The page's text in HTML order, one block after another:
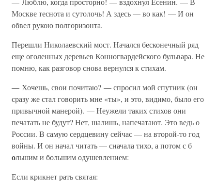
Москве теснота и сутолочь! А здесь — во как! — И он
обвел рукою полгоризонта.
Перешли Николаевский мост. Начался бесконечный ряд
еще оголенных деревьев Конногвардейского бульвара. Не
помню, как разговор снова вернулся к стихам.
— Хочешь, свои почитаю? — спросил мой спутник (он
сразу же стал говорить мне «ты», и это, видимо, было его
привычной манерой). — Неужели таких стихов они
печатать не будут? Нет, шалишь, напечатают. Это ведь о
России. В самую сердцевину сейчас — на второй-то год
войны. И он начал читать — сначала тихо, а потом с б
ольшим и большим одушевлением:
Если крикнет рать святая: